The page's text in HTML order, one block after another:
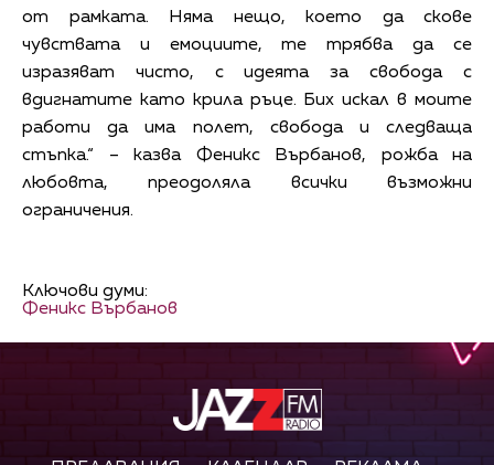
от рамката. Няма нещо, което да скове
чувствата и емоциите, те трябва да се
изразяват чисто, с идеята за свобода с
вдигнатите като крила ръце. Бих искал в моите
работи да има полет, свобода и следваща
стъпка.“ – казва Феникс Върбанов, рожба на
любовта, преодоляла всички възможни
ограничения.
Ключови думи:
Феникс Върбанов